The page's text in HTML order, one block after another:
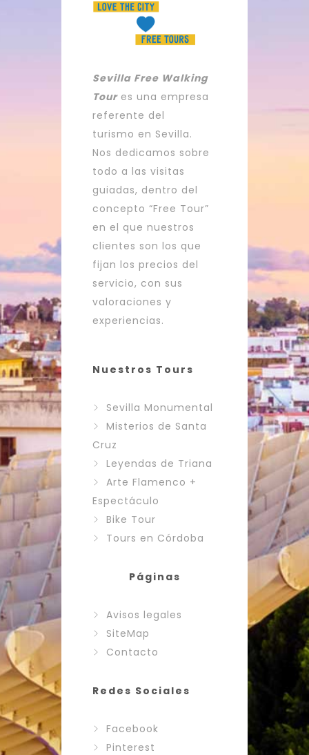
Sevilla Free Walking
Toures una empresa
referente del
turismo en Sevilla.
Nos dedicamos sobre
todo a las visitas
guiadas, dentro del
concepto “Free Tour”
en el que nuestros
clientes son los que
fijan los precios del
servicio, con sus
valoraciones y
experiencias.
Nuestros Tours
Sevilla Monumental
Misterios de Santa
Cruz
Leyendas de Triana
Arte Flamenco +
Espectáculo
Bike Tour
Tours en Córdoba
Páginas
Avisos legales
SiteMap
Contacto
Redes Sociales
Facebook
Pinterest